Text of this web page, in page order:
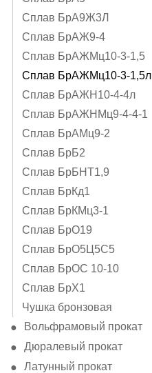
Сплав БрА9Ж3Л
Сплав БрАЖ9-4
Сплав БрАЖМц10-3-1,5
Сплав БрАЖМц10-3-1,5л
Сплав БрАЖН10-4-4л
Сплав БрАЖНМц9-4-4-1
Сплав БрАМц9-2
Сплав БрБ2
Сплав БрБНТ1,9
Сплав БрКд1
Сплав БрКМц3-1
Сплав БрО19
Сплав БрО5Ц5С5
Сплав БрОС 10-10
Сплав БрХ1
Чушка бронзовая
Вольфрамовый прокат
Дюралевый прокат
Латунный прокат